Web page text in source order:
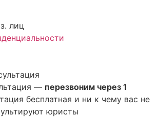
лиц
— перезвоним через 1
бесплатная и ни к чему вас не
юристы